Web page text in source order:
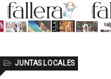
JUNTAS LOCALES